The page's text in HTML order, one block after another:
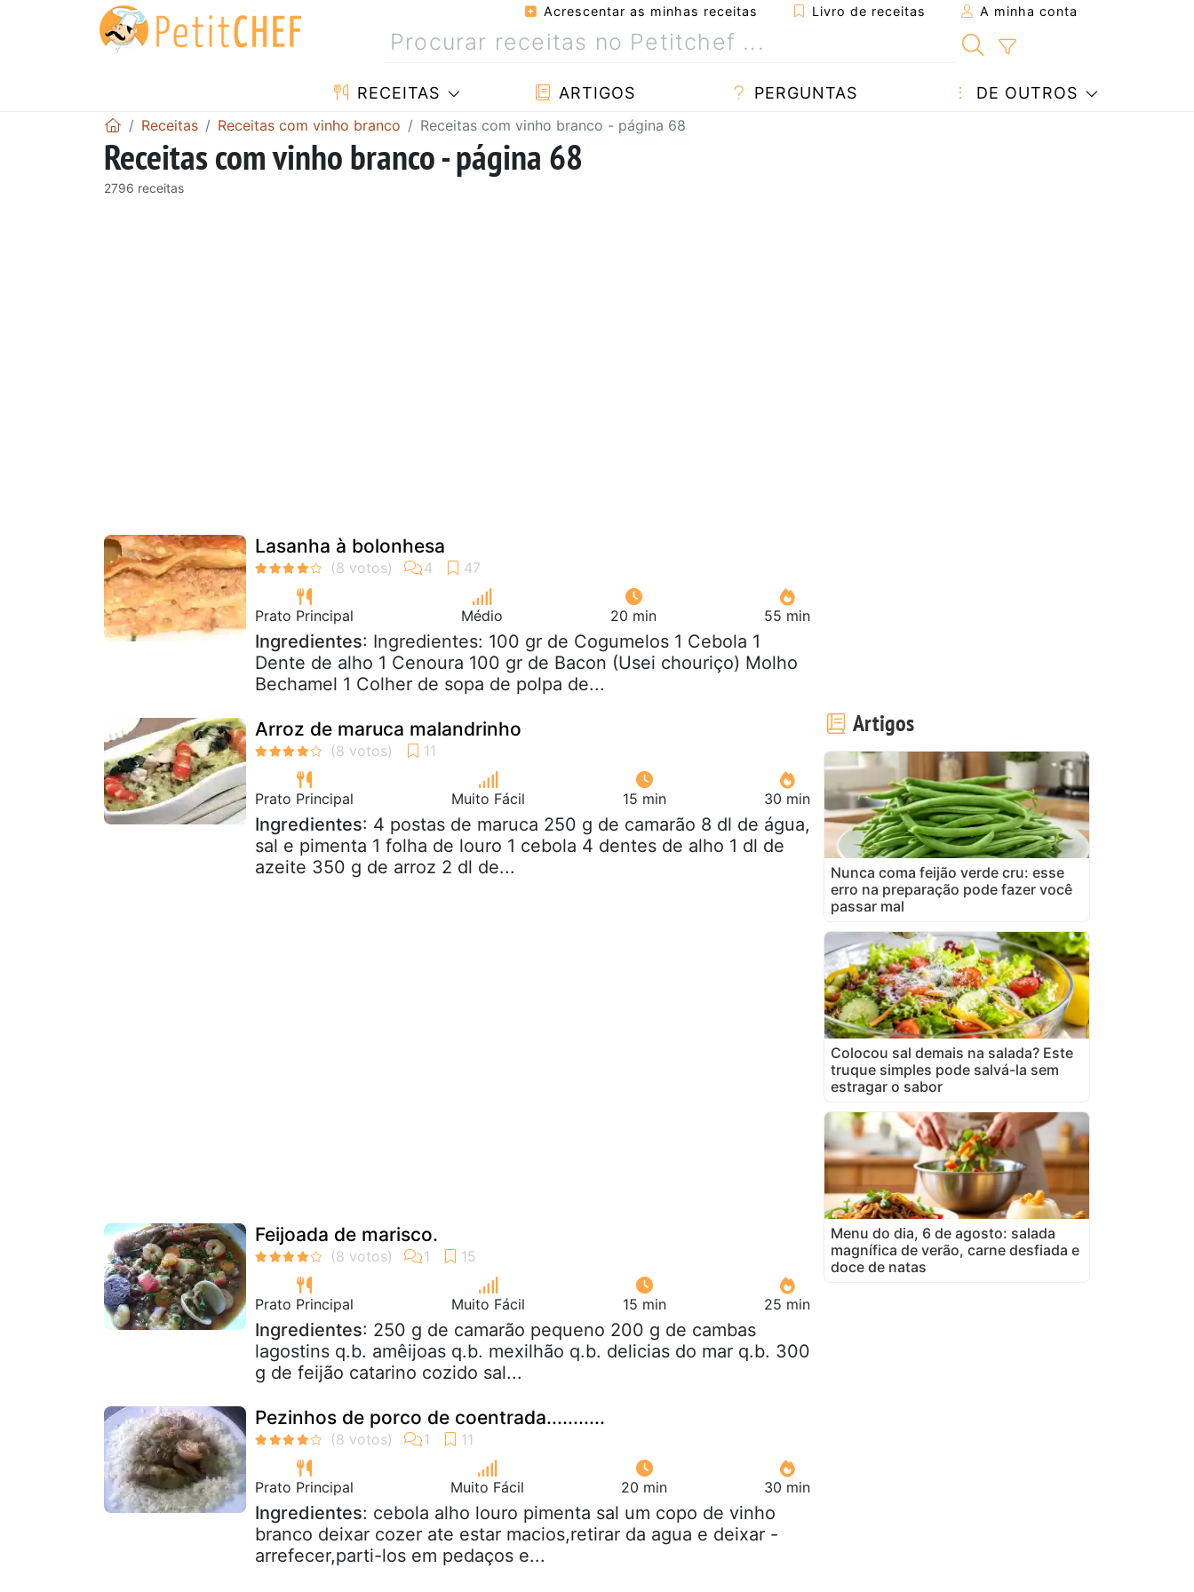
Acrescentar as minhas receitas Livro de receitas A minha conta
RECEITAS ARTIGOS PERGUNTAS DE OUTROS
Receitas Receitas com vinho branco Receitas com vinho branco - página 68
Receitas com vinho branco - página 68
2796 receitas
Lasanha à bolonhesa
Prato Principal Médio 20 min 55 min
Ingredientes: Ingredientes: 100 gr de Cogumelos 1 Cebola 1
Dente de alho 1 Cenoura 100 gr de Bacon (Usei chouriço) Molho
Bechamel 1 Colher de sopa de polpa de...
Arroz de maruca malandrinho
Prato Principal Muito Fácil 15 min 30 min
Ingredientes: 4 postas de maruca 250 g de camarão 8 dl de água,
sal e pimenta 1 folha de louro 1 cebola 4 dentes de alho 1 dl de
azeite 350 g de arroz 2 dl de...
Feijoada de marisco.
Prato Principal Muito Fácil 15 min 25 min
Ingredientes: 250 g de camarão pequeno 200 g de cambas
lagostins q.b. amêijoas q.b. mexilhão q.b. delicias do mar q.b. 300
g de feijão catarino cozido sal...
Pezinhos de porco de coentrada...........
Prato Principal Muito Fácil 20 min 30 min
Ingredientes: cebola alho louro pimenta sal um copo de vinho
branco deixar cozer ate estar macios,retirar da agua e deixar -
arrefecer,parti-los em pedaços e...
Artigos
Nunca coma feijão verde cru: esse
erro na preparação pode fazer você
passar mal
Colocou sal demais na salada? Este
truque simples pode salvá-la sem
estragar o sabor
Menu do dia, 6 de agosto: salada
magnífica de verão, carne desfiada e
doce de natas